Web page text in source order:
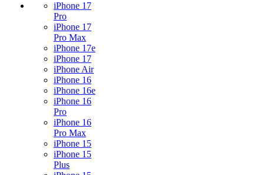
iPhone 17
Pro
iPhone 17
Pro Max
iPhone 17e
iPhone 17
iPhone Air
iPhone 16
iPhone 16e
iPhone 16
Pro
iPhone 16
Pro Max
iPhone 15
iPhone 15
Plus